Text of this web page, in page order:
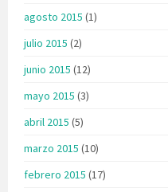
agosto 2015 (1)
julio 2015 (2)
junio 2015 (12)
mayo 2015 (3)
abril 2015 (5)
marzo 2015 (10)
febrero 2015 (17)